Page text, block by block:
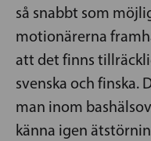
så snabbt som
motionärerna
att det finns
svenska och finska.
man inom
känna igen